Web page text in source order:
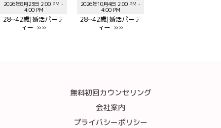
2026年8月23日 2:00 PM -
4:00 PM
28~42歳|婚活パーテ
ィー »»
2026年10月4日 2:00 PM -
4:00 PM
28~42歳|婚活パーテ
ィー »»
無料初回カウンセリング
会社案内
プライバシーポリシー